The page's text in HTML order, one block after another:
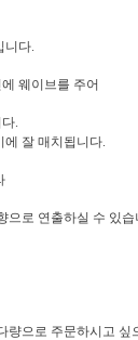
니다.
웨이브를 주어
.
잘 매치됩니다.
으로 연출하실 수 있습
량으로 주문하시고 싶